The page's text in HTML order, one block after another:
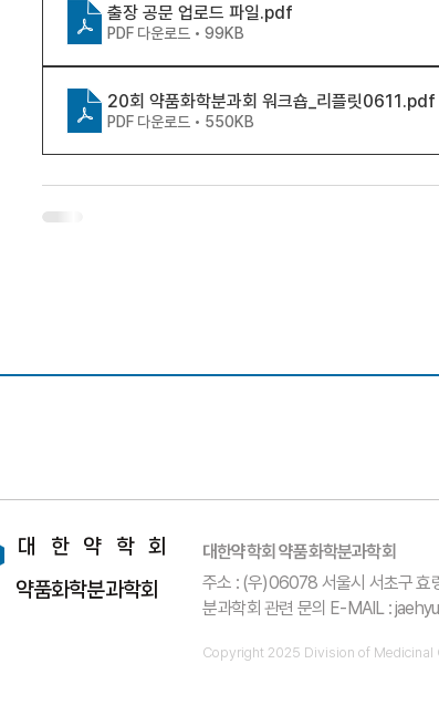
출장 공문 업로드 파일.pdf
PDF 다운로드 • 99KB
20회 약품화학분과회 워크숍_리플릿0611.pdf
PDF 다운로드 • 550KB
대한약학회
약품화학분과학회
​대한약학회 약품화학분과학회
주소 : (우)06078 서울시 서초구 효
분과학회 관련 문의 E-MAIL :
Copyright 2025 Division of Medicinal